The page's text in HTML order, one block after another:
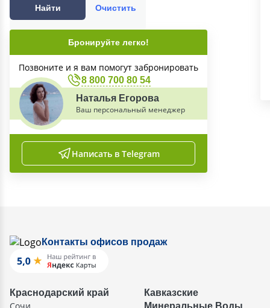
Найти Очистить
Бронируйте легко!
Позвоните и я вам помогут забронировать
8 800 700 80 54
Наталья Егорова
Ваш персональный менеджер
Написать в Telegram
Контакты офисов продаж
Краснодарский край
Кавказские
Минеральные Воды